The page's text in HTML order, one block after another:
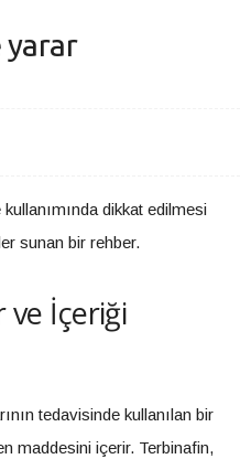
yarar
dikkat edilmesi
sunan bir rehber.
ve İçeriği
tedavisinde kullanılan bir
maddesini içerir. Terbinafin,